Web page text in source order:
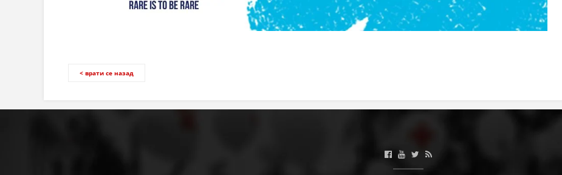
КРВОДАРИТЕЛСТВО
ЗА НАС
< врати се назад